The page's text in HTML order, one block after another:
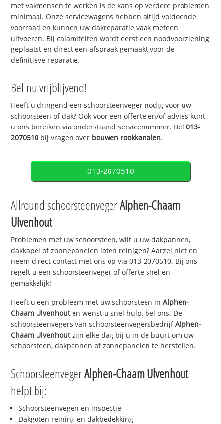
met vakmensen te werken is de kans op verdere problemen
minimaal. Onze servicewagens hebben altijd voldoende
voorraad en kunnen uw dakreparatie vaak meteen
uitvoeren. Bij calamiteiten wordt eerst een noodvoorziening
geplaatst en direct een afspraak gemaakt voor de
definitieve reparatie.
Bel nu vrijblijvend!
Heeft u dringend een schoorsteenveger nodig voor uw
schoorsteen of dak? Ook voor een offerte en/of advies kunt
u ons bereiken via onderstaand servicenummer. Bel013-
2070510 bij vragen over bouwen rookkanalen.
013-2070510
Allround schoorsteenvegerAlphen-Chaam
Ulvenhout
Problemen met uw schoorsteen, wilt u uw dakpannen,
dakkapel of zonnepanelen laten reinigen? Aarzel niet en
neem direct contact met ons op via 013-2070510. Bij ons
regelt u een schoorsteenveger of offerte snel en
gemakkelijk!
Heeft u een probleem met uw schoorsteen inAlphen-
Chaam Ulvenhouten wenst u snel hulp, bel ons. De
schoorsteenvegers van schoorsteenvegersbedrijfAlphen-
Chaam Ulvenhoutzijn elke dag bij u in de buurt om uw
schoorsteen, dakpannen of zonnepanelen te herstellen.
SchoorsteenvegerAlphen-Chaam Ulvenhout
helpt bij:
Schoorsteenvegen en inspectie
Dakgoten reining en dakbedekking